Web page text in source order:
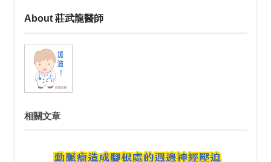
About 莊武龍醫師
相關文章